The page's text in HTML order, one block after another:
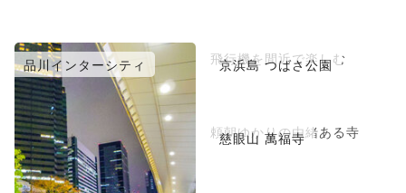
品川インターシティ 京浜島 つばさ公園
飛行機を間近で楽しむ
慈眼山 萬福寺
頼朝ゆかりの由緒ある寺